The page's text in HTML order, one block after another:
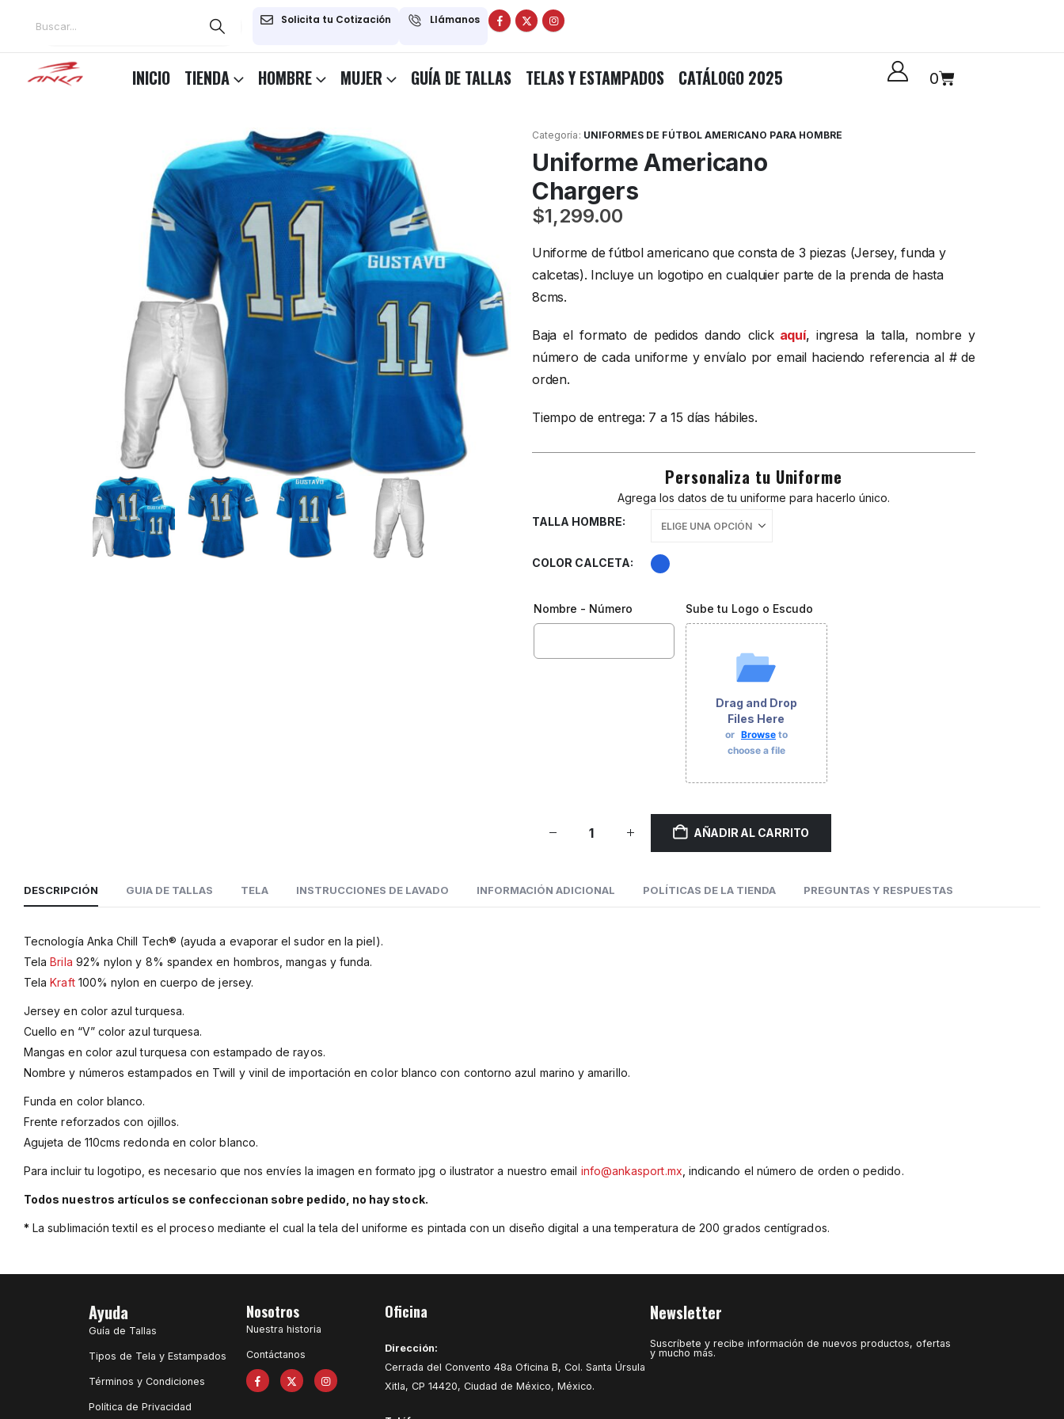
Solicita tu Cotización Llámanos
INICIO TIENDA HOMBRE MUJER GUÍA DE TALLAS TELAS Y ESTAMPADOS CATÁLOGO 2025 0
Categoría: UNIFORMES DE FÚTBOL AMERICANO PARA HOMBRE
Uniforme Americano
Chargers
$1,299.00
Uniforme de fútbol americano que consta de 3 piezas (Jersey, funda y
calcetas). Incluye un logotipo en cualquier parte de la prenda de hasta
8cms.
Baja el formato de pedidos dando clickaquí, ingresa la talla, nombre y
número de cada uniforme y envíalo por email haciendo referencia al # de
orden.
Tiempo de entrega: 7 a 15 días hábiles.
Personaliza tu Uniforme
Agrega los datos de tu uniforme para hacerlo único.
TALLA HOMBRE
COLOR CALCETA
Nombre - Número Sube tu Logo o Escudo
Drag and Drop
Files Here
or Browseto
choose a file
AÑADIR AL CARRITO
DESCRIPCIÓN GUIA DE TALLAS TELA INSTRUCCIONES DE LAVADO INFORMACIÓN ADICIONAL POLÍTICAS DE LA TIENDA PREGUNTAS Y RESPUESTAS
Tecnología Anka Chill Tech® (ayuda a evaporar el sudor en la piel).
TelaBrila 92% nylon y 8% spandex en hombros, mangas y funda.
TelaKraft100% nylon en cuerpo de jersey.
Jersey en color azul turquesa.
Cuello en “V” color azul turquesa.
Mangas en color azul turquesa con estampado de rayos.
Nombre y números estampados en Twill y vinil de importación en color blanco con contorno azul marino y amarillo.
Funda en color blanco.
Frente reforzados con ojillos.
Agujeta de 110cms redonda en color blanco.
Para incluir tu logotipo, es necesario que nos envíes la imagen en formato jpg o ilustrator a nuestro email info@ankasport.mx indicando el número de orden o pedido.
Todos nuestros artículos se confeccionan sobre pedido, no hay stock.
* La sublimación textil es el proceso mediante el cual la tela del uniforme es pintada con un diseño digital a una temperatura de 200 grados centígrados.
Ayuda
Guía de Tallas
Tipos de Tela y Estampados
Términos y Condiciones
Política de Privacidad
Nosotros
Nuestra historia
Contáctanos
Oficina
Dirección:
Cerrada del Convento 48a Oficina B, Col. Santa Úrsula
Xitla, CP 14420, Ciudad de México, México.
Newsletter
Suscríbete y recibe información de nuevos productos, ofertas
y mucho más.